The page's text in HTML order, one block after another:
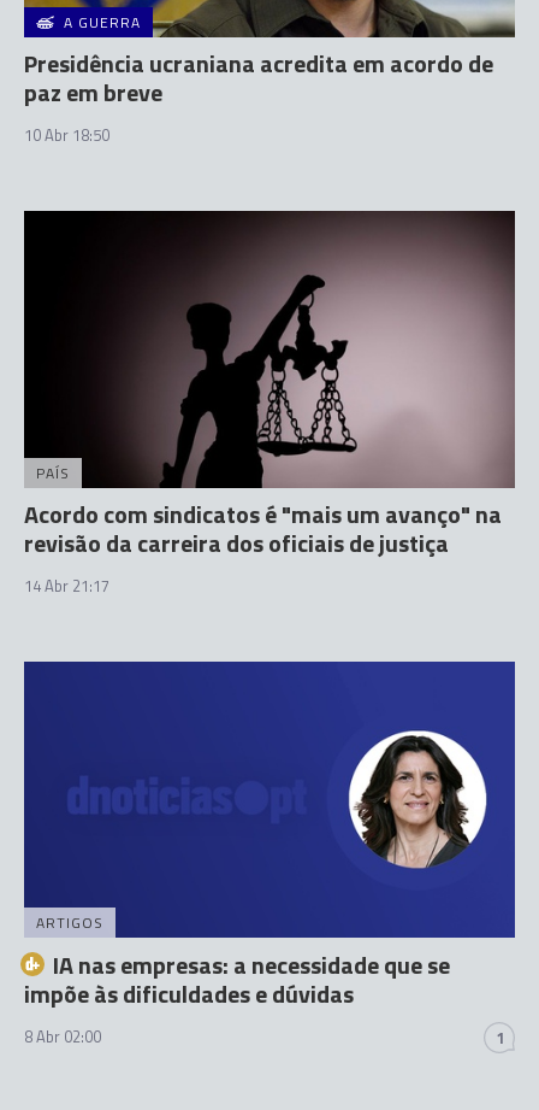
A GUERRA
Presidência ucraniana acredita em acordo de
paz em breve
10 Abr 18:50
PAÍS
Acordo com sindicatos é "mais um avanço" na
revisão da carreira dos oficiais de justiça
14 Abr 21:17
ARTIGOS
IA nas empresas: a necessidade que se
impõe às dificuldades e dúvidas
8 Abr 02:00 1